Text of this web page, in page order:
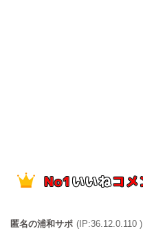
匿名の浦和サポ (IP:36.12.0.110 )